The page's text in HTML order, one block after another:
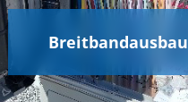
Breitbandausbau